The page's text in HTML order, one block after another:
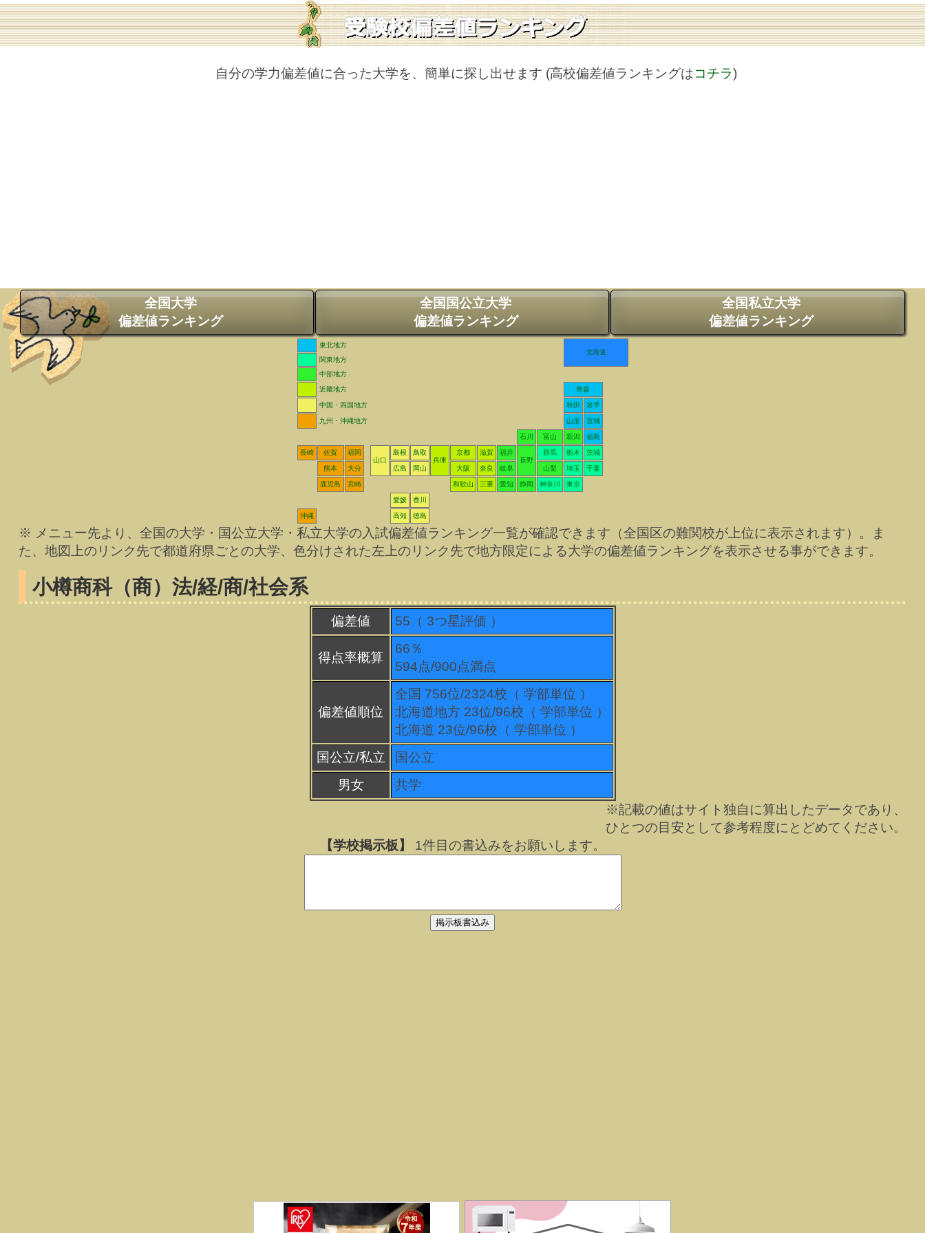
自分の学力偏差値に合った大学を、簡単に探し出せます (高校偏差値ランキングはコチラ)
全国大学
偏差値ランキング
全国国公立大学
偏差値ランキング
全国私立大学
偏差値ランキング
東北地方
北海道
関東地方
中部地方
近畿地方
青森
中国・四国地方 秋田 岩手
九州・沖縄地方 山形 宮城
石川 富山 新潟 福島
長崎 佐賀
福岡
山口
島根
鳥取
兵庫
京都 滋賀
福井
長野
群馬 栃木 茨城
熊本 大分 広島 岡山 大阪 奈良 岐阜 山梨 埼玉 千葉
鹿児島 宮崎 和歌山 三重 愛知 静岡 神奈川 東京
愛媛 香川
沖縄 高知 徳島
※ メニュー先より、全国の大学・国公立大学・私立大学の入試偏差値ランキング一覧が確認できます（全国区の難関校が上位に表示されます）。ま
た、地図上のリンク先で都道府県ごとの大学、色分けされた左上のリンク先で地方限定による大学の偏差値ランキングを表示させる事ができます。
小樽商科（商） 法/経/商/社会系
偏差値 55（ 3つ星評価 ）
得点率概算
66％
594点/900点満点
偏差値順位
全国 756位/2324校（ 学部単位 ）
北海道地方 23位/96校（ 学部単位 ）
北海道 23位/96校（ 学部単位 ）
国公立/私立
国公立
男女
共学
※記載の値はサイト独自に算出したデータであり、
ひとつの目安として参考程度にとどめてください。
【学校掲示板】
1件目の書込みをお願いします。